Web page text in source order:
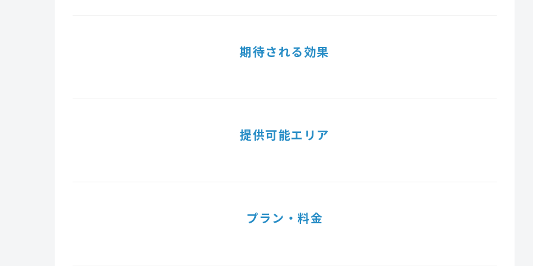
期待される効果
提供可能エリア
プラン・料金